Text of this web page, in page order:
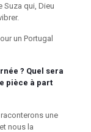
Suza qui, Dieu
un Portugal
? Quel sera
pièce à part
une
nous la